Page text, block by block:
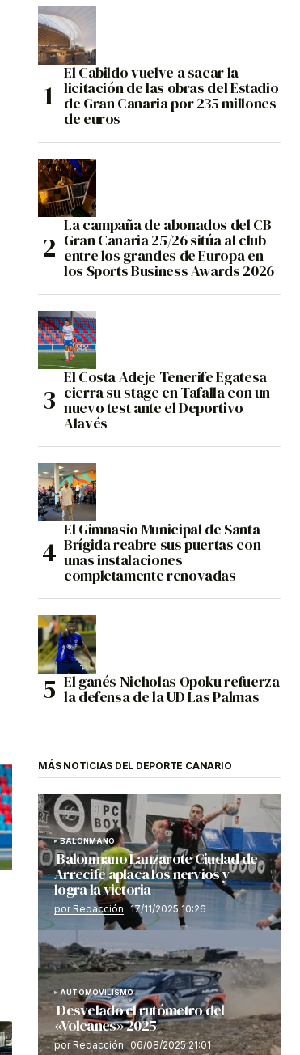
El Cabildo vuelve a sacar la
licitación de las obras del Estadio
de Gran Canaria por 235 millones
de euros
La campaña de abonados del CB
Gran Canaria 25/26 sitúa al club
entre los grandes de Europa en
los Sports Business Awards 2026
El Costa Adeje Tenerife Egatesa
cierra su stage en Tafalla con un
nuevo test ante el Deportivo
Alavés
El Gimnasio Municipal de Santa
Brígida reabre sus puertas con
unas instalaciones
completamente renovadas
El ganés Nicholas Opoku refuerza
la defensa de la UD Las Palmas
MÁS NOTICIAS DEL DEPORTE CANARIO
BALONMANO
Balonmano Lanzarote Ciudad de
Arrecife aplaca los nervios y
logra la victoria
por Redacción 17/11/2025 10:26
AUTOMOVILISMO
Desvelado el rutómetro del
«Volcanes» 2025
por Redacción 06/08/2025 21:01